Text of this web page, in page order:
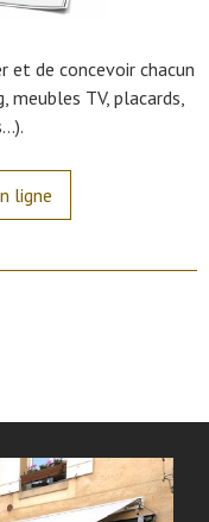
et de concevoir chacun
meubles TV, placards,
ligne